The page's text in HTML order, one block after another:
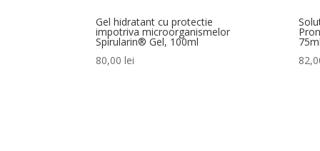
Gel hidratant cu protectie
impotriva microorganismelor
Spirularin® Gel, 100ml
80,00lei